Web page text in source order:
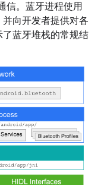
信。蓝牙进程使用
向开发者提供对各
蓝牙堆栈的常规结